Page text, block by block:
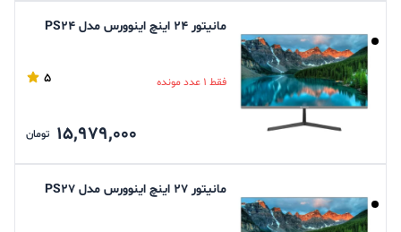
مانیتور 24 اینچ اینوورس مدل PS24
فقط 1 عدد مونده 5
15,979,000 تومان
مانیتور 27 اینچ اینوورس مدل PS27